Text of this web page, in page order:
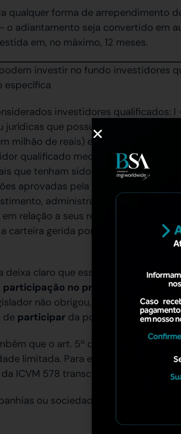
qualquer forma de arrependimento
o adiantamento seja convertido em
em, no máximo, 12 meses.
investir no fundo investidores
específica
investidores qualificados:
jurídicas que possuam investimentos
milhão de reais) e que,
qualificado mediante termo
que tenham sido aprovadas em
aprovadas pela CVM como
administradores de carteira,
relação a seus recursos próprios; e
carteira gerida por um ou mais
deixa claro que essa participação
participação no processo decisório
não obrigou, necessariamente,
de participar da política estratégia e
que o art. 5º da ICVM 578
limitada. Para esse investimento,
ICVM 578 transcrito:
ou sociedades limitadas